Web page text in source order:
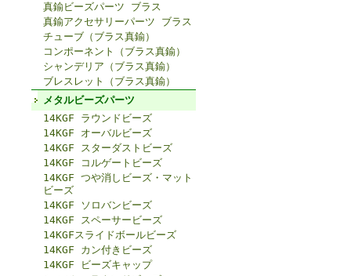
真鍮ビーズパーツ ブラス
真鍮アクセサリーパーツ ブラス
チューブ（ブラス真鍮）
コンポーネント（ブラス真鍮）
シャンデリア（ブラス真鍮）
ブレスレット（ブラス真鍮）
メタルビーズパーツ
14KGF ラウンドビーズ
14KGF オーバルビーズ
14KGF スターダストビーズ
14KGF コルゲートビーズ
14KGF つや消しビーズ・マット
ビーズ
14KGF ソロバンビーズ
14KGF スペーサービーズ
14KGFスライドボールビーズ
14KGF カン付きビーズ
14KGF ビーズキャップ